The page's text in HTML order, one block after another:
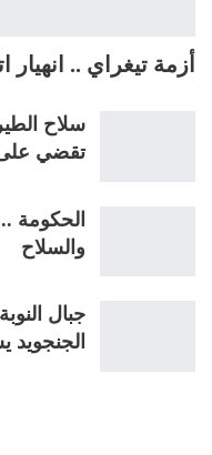
أزمة تيغراي .. انهيار
سلاح
تقضي على
الحكومة
والسلاح
جبال
الجنجويد